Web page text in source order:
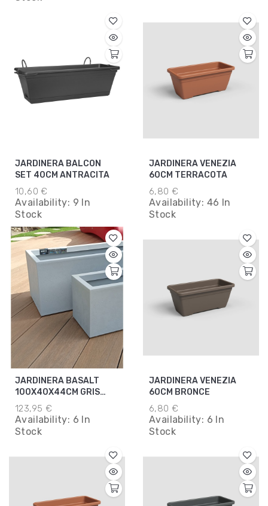
JARDINERA BALCON
SET 40CM ANTRACITA
10,60 €
Availability: 9 In
Stock
JARDINERA VENEZIA
60CM TERRACOTA
6,80 €
Availability: 46 In
Stock
JARDINERA BASALT
100X40X44CM GRIS
CLARO
123,95 €
Availability: 6 In
Stock
JARDINERA VENEZIA
60CM BRONCE
6,80 €
Availability: 6 In
Stock